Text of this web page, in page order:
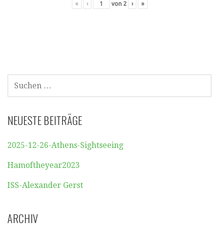
« ‹ von 2 › »
SUCHEN
NACH:
NEUESTE BEITRÄGE
2025-12-26-Athens-Sightseeing
Hamoftheyear2023
ISS-Alexander Gerst
ARCHIV